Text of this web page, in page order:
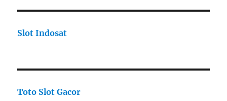
Slot Indosat
Toto Slot Gacor